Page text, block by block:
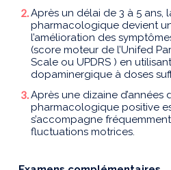
Après un délai de 3 à 5 ans,
pharmacologique devient
l’amélioration des
(score moteur de l’Unifed
Scale ou UPDRS ) en
dopaminergique à doses
Après une dizaine d’années
pharmacologique positive
s’accompagne
fluctuations motrices.